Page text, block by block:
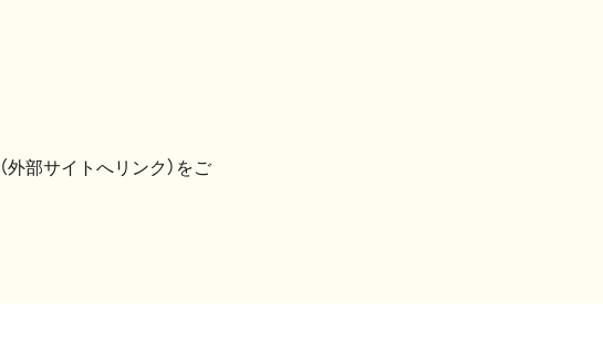
（外部サイトへリンク）をご